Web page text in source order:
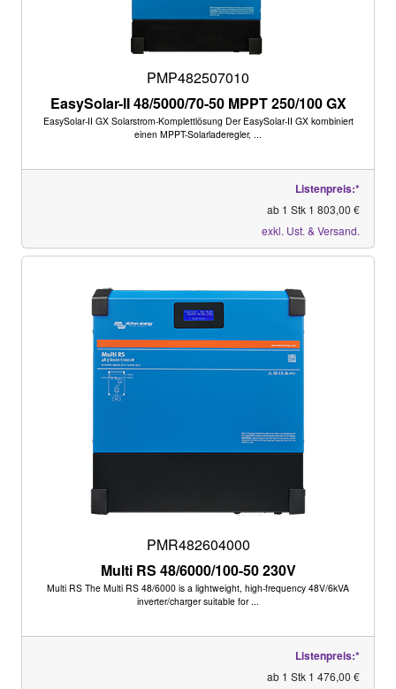
PMP482507010
EasySolar-II 48/5000/70-50 MPPT 250/100 GX
EasySolar-II GX Solarstrom-Komplettlösung Der EasySolar-II GX kombiniert
einen MPPT-Solarladeregler, ...
Listenpreis:*
ab 1 Stk 1 803,00 €
exkl. Ust. & Versand.
PMR482604000
Multi RS 48/6000/100-50 230V
Multi RS The Multi RS 48/6000 is a lightweight, high-frequency 48V/6kVA
inverter/charger suitable for ...
Listenpreis:*
ab 1 Stk 1 476,00 €